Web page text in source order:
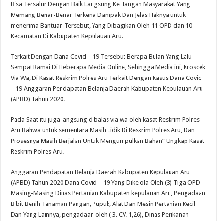
Bisa Tersalur Dengan Baik Langsung Ke Tangan Masyarakat Yang
Memang Benar-Benar Terkena Dampak Dan Jelas Haknya untuk
menerima Bantuan Tersebut, Yang Dibagikan Oleh 11 OPD dan 10
Kecamatan Di Kabupaten Kepulauan Aru.
Terkait Dengan Dana Covid – 19 Tersebut Berapa Bulan Yang Lalu
Sempat Ramai Di Beberapa Media Online, Sehingga Media ini, Kroscek
Via Wa, Di Kasat Reskrim Polres Aru Terkait Dengan Kasus Dana Covid
– 19 Anggaran Pendapatan Belanja Daerah Kabupaten Kepulauan Aru
(APBD) Tahun 2020.
Pada Saat itu juga langsung dibalas via wa oleh kasat Reskrim Polres
Aru Bahwa untuk sementara Masih Lidik Di Reskrim Polres Aru, Dan
Prosesnya Masih Berjalan Untuk Mengumpulkan Bahan” Ungkap Kasat
Reskrim Polres Aru.
Anggaran Pendapatan Belanja Daerah Kabupaten Kepulauan Aru
(APBD) Tahun 2020 Dana Covid – 19 Yang Dikelola Oleh (3) Tiga OPD
Masing-Masing Dinas Pertanian Kabupaten kepulauan Aru, Pengadaan
Bibit Benih Tanaman Pangan, Pupuk, Alat Dan Mesin Pertanian Kecil
Dan Yang Lainnya, pengadaan oleh ( 3. CV. 1,26), Dinas Perikanan